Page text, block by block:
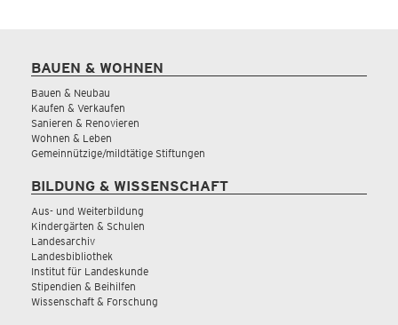
BAUEN & WOHNEN
Bauen & Neubau
Kaufen & Verkaufen
Sanieren & Renovieren
Wohnen & Leben
Gemeinnützige/mildtätige Stiftungen
BILDUNG & WISSENSCHAFT
Aus- und Weiterbildung
Kindergärten & Schulen
Landesarchiv
Landesbibliothek
Institut für Landeskunde
Stipendien & Beihilfen
Wissenschaft & Forschung